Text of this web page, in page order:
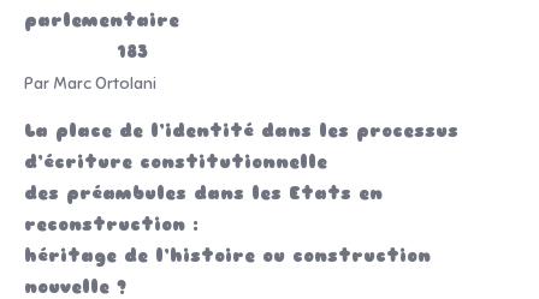
parlementaire
183
Par Marc Ortolani
La place de l’identité dans les processus
d’écriture constitutionnelle
des préambules dans les Etats en
reconstruction :
héritage de l’histoire ou construction
nouvelle ?